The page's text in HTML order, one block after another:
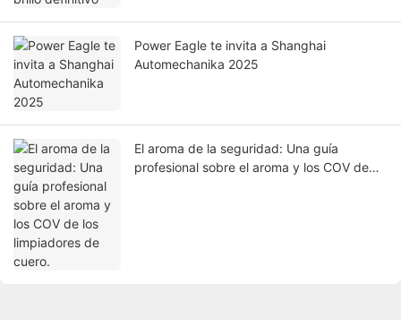
Power Eagle te invita a Shanghai
Automechanika 2025
El aroma de la seguridad: Una guía
profesional sobre el aroma y los COV de